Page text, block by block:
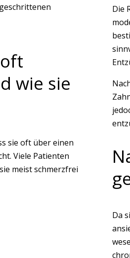
wie sie
sie oft über einen
Viele Patienten
meist schmerzfrei
Die
Da